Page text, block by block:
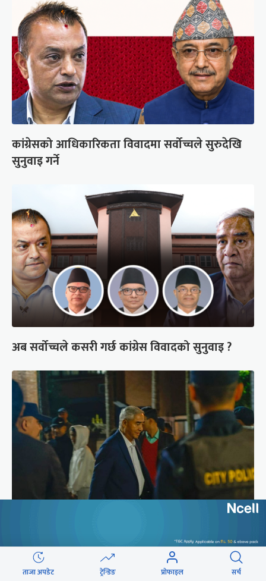
कांग्रेसको आधिकारिकता विवादमा सर्वोच्चले सुरुदेखि
सुनुवाइ गर्ने
अब सर्वोच्चले कसरी गर्छ कांग्रेस विवादको सुनुवाइ ?
ताजा अपडेट ट्रेन्डिङ प्रोफाइल सर्च